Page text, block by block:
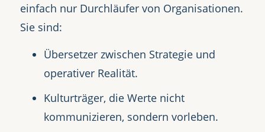
einfach nur Durchläufer von Organisationen.
Sie sind:
Übersetzer zwischen Strategie und
operativer Realität.
Kulturträger, die Werte nicht
kommunizieren, sondern vorleben.